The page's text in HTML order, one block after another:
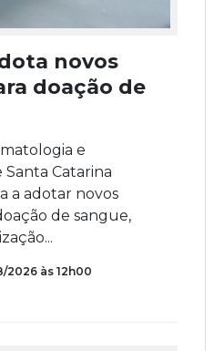
novos
doação de
e
Catarina
a adotar novos
de sangue,
2026 às 12h00